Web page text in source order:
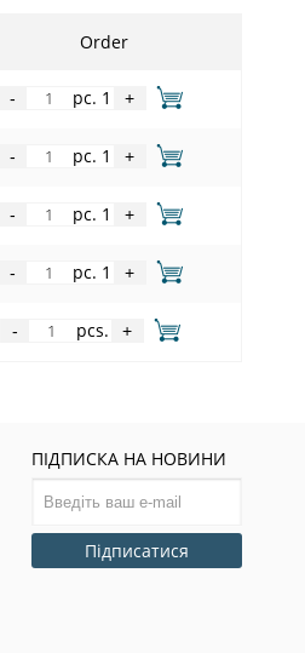
Order
- pc. 1 +
- pc. 1 +
- pc. 1 +
- pc. 1 +
- pcs. +
ПІДПИСКА НА НОВИНИ
Підписатися